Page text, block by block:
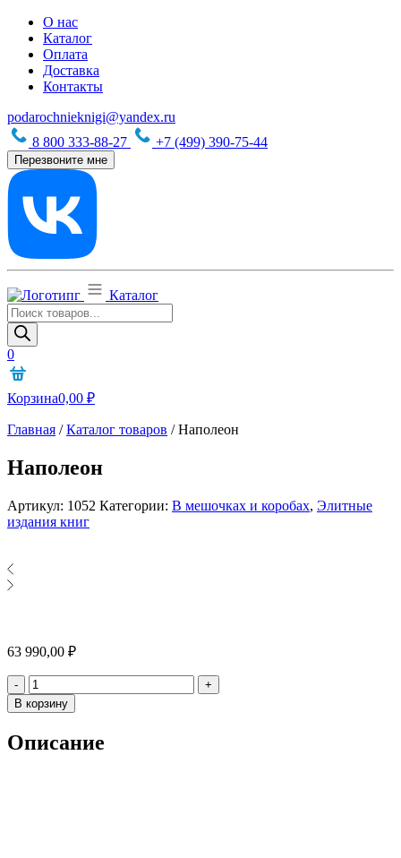
О нас
Каталог
Оплата
Доставка
Контакты
podarochnieknigi@yandex.ru
8 800 333-88-27
+7 (499) 390-75-44
Перезвоните мне
Каталог
Поиск
товаров
0
Корзина0,00 ₽
Главная /Каталог товаров /Наполеон
Наполеон
Артикул: 1052 Категории: В мешочках и коробах, Элитные
издания книг
63 990,00 ₽
- Количество
+
В корзину
Описание